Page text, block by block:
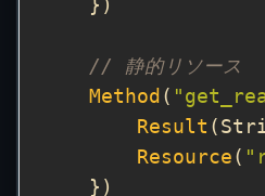
// 静的リソース
Method (
Result
Resource (